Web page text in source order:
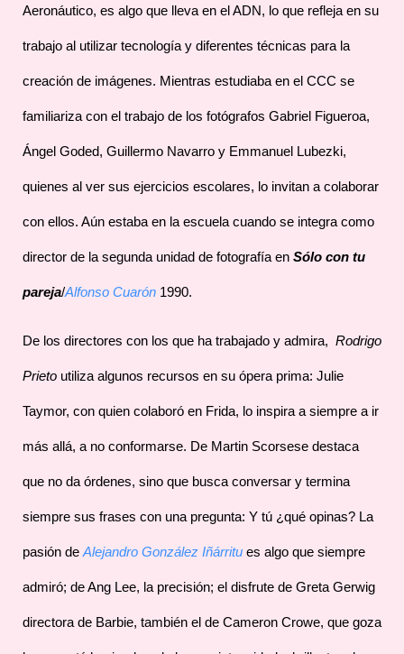
Aeronáutico, es algo que lleva en el ADN, lo que refleja en su
trabajo al utilizar tecnología y diferentes técnicas para la
creación de imágenes. Mientras estudiaba en el CCC se
familiariza con el trabajo de los fotógrafos Gabriel Figueroa,
Ángel Goded, Guillermo Navarro y Emmanuel Lubezki,
quienes al ver sus ejercicios escolares, lo invitan a colaborar
con ellos. Aún estaba en la escuela cuando se integra como
director de la segunda unidad de fotografía en Sólo con tu
pareja/Alfonso Cuarón 1990.
De los directores con los que ha trabajado y admira, Rodrigo
Prieto utiliza algunos recursos en su ópera prima: Julie
Taymor, con quien colaboró en Frida, lo inspira a siempre a ir
más allá, a no conformarse. De Martin Scorsese destaca
que no da órdenes, sino que busca conversar y termina
siempre sus frases con una pregunta: Y tú ¿qué opinas? La
pasión de Alejandro González Iñárritu es algo que siempre
admiró; de Ang Lee, la precisión; el disfrute de Greta Gerwig
directora de Barbie, también el de Cameron Crowe, que goza